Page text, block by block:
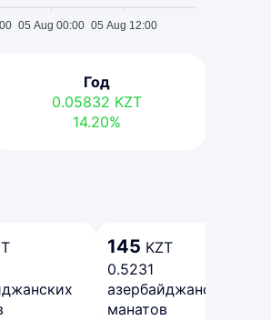
05 Aug 00:00 05 Aug 12:00
Год
0.05832 KZT
14.20%
145 KZT
0.5231
азербайджанских
манатов